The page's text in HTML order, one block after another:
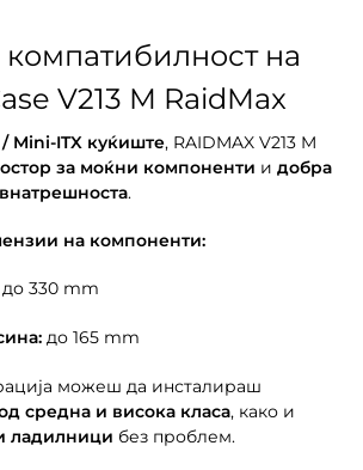
на
V213 M RaidMax
/ Mini-ITX куќиште, RAIDMAX V213 M
за моќни компоненти и добра
.
на компоненти:
до 330 mm
до 165 mm
можеш да инсталираш
средна и висока класа, како и
ладилници без проблем.